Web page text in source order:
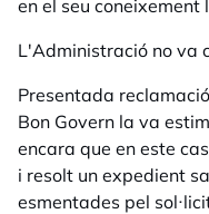
en el seu
L'Administració no va
Presentada
Bon Govern la va
encara que en este
i resolt un expedient
esmentades pel